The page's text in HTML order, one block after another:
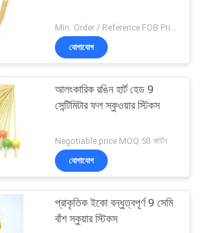
Min. Order / Reference FOB Price 500,000 Pieces US $43.8/ carton MOQ:50 কার্টন
যোগাযোগ
আলংকারিক রঙিন হার্ট হেড 9
সেন্টিমিটার ফল স্কুওয়ার স্টিকস
Negotiable price MOQ:50 কার্টন
যোগাযোগ
প্রাকৃতিক ইকো বন্ধুত্বপূর্ণ 9 সেমি
বাঁশ স্কুয়ার স্টিকস